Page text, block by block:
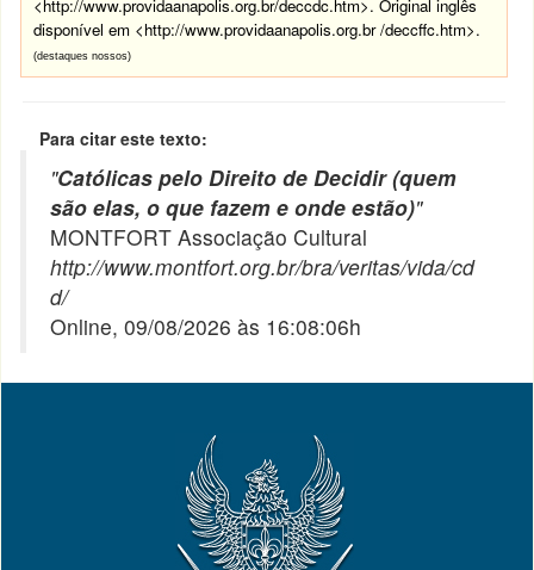
<http://www.providaanapolis.org.br/deccdc.htm>. Original inglês
disponível em <http://www.providaanapolis.org.br /deccffc.htm>.
(destaques nossos)
Para citar este texto:
"Católicas pelo Direito de Decidir (quem
são elas, o que fazem e onde estão)"
MONTFORT Associação Cultural
http://www.montfort.org.br/bra/veritas/vida/cd
d/
Online, 09/08/2026 às 16:08:06h